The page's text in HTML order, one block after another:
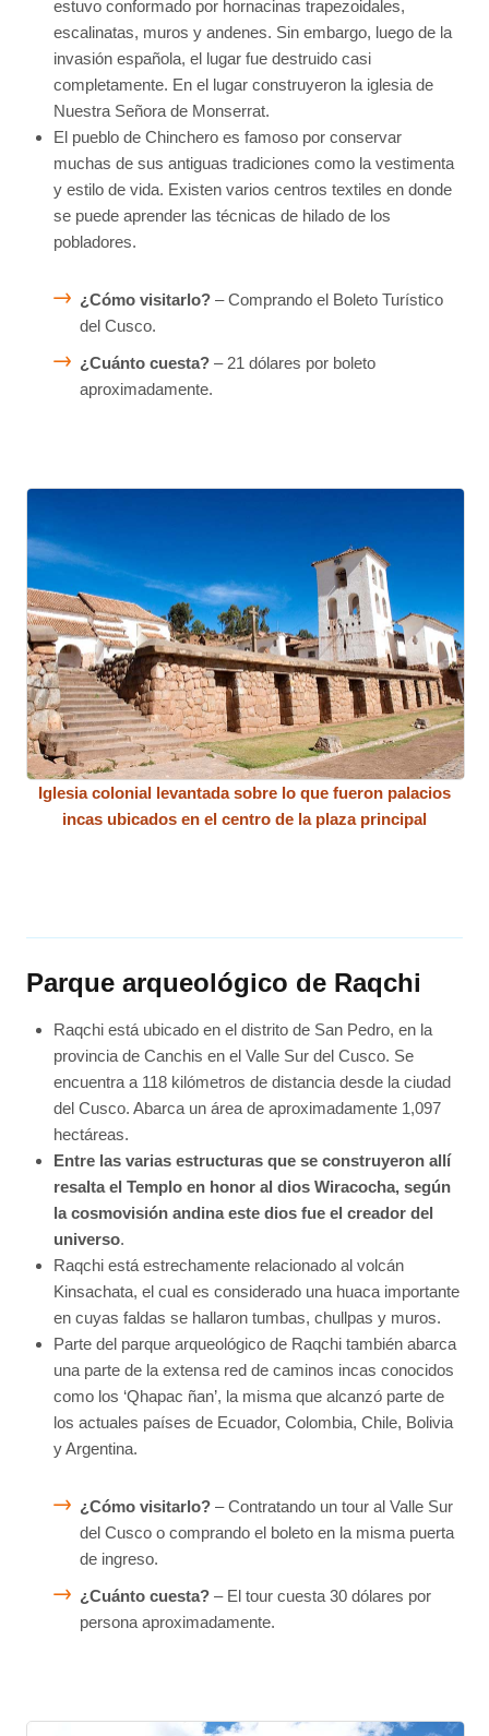
estuvo conformado por hornacinas trapezoidales,
escalinatas, muros y andenes. Sin embargo, luego de la
invasión española, el lugar fue destruido casi
completamente. En el lugar construyeron la iglesia de
Nuestra Señora de Monserrat.
El pueblo de Chinchero es famoso por conservar
muchas de sus antiguas tradiciones como la vestimenta
y estilo de vida. Existen varios centros textiles en donde
se puede aprender las técnicas de hilado de los
pobladores.
¿Cómo visitarlo? – Comprando el Boleto Turístico
del Cusco.
¿Cuánto cuesta? – 21 dólares por boleto
aproximadamente.
Iglesia colonial levantada sobre lo que fueron palacios
incas ubicados en el centro de la plaza principal
Parque arqueológico de Raqchi
Raqchi está ubicado en el distrito de San Pedro, en la
provincia de Canchis en el Valle Sur del Cusco. Se
encuentra a 118 kilómetros de distancia desde la ciudad
del Cusco. Abarca un área de aproximadamente 1,097
hectáreas.
Entre las varias estructuras que se construyeron allí
resalta el Templo en honor al dios Wiracocha, según
la cosmovisión andina este dios fue el creador del
universo.
Raqchi está estrechamente relacionado al volcán
Kinsachata, el cual es considerado una huaca importante
en cuyas faldas se hallaron tumbas, chullpas y muros.
Parte del parque arqueológico de Raqchi también abarca
una parte de la extensa red de caminos incas conocidos
como los ‘Qhapac ñan’, la misma que alcanzó parte de
los actuales países de Ecuador, Colombia, Chile, Bolivia
y Argentina.
¿Cómo visitarlo? – Contratando un tour al Valle Sur
del Cusco o comprando el boleto en la misma puerta
de ingreso.
¿Cuánto cuesta? – El tour cuesta 30 dólares por
persona aproximadamente.